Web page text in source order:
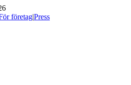
företag|Press